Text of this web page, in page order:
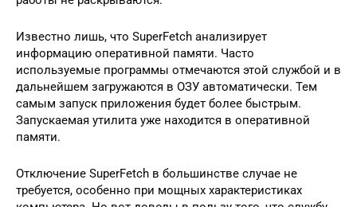
Известно лишь, что SuperFetch анализирует
информацию оперативной памяти. Часто
используемые программы отмечаются этой службой и в
дальнейшем загружаются в ОЗУ автоматически. Тем
самым запуск приложения будет более быстрым.
Запускаемая утилита уже находится в оперативной
памяти.
Отключение SuperFetch в большинстве случае не
требуется, особенно при мощных характеристиках